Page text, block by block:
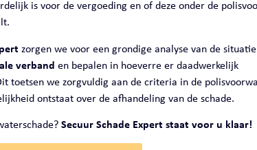
is voor de vergoeding en of deze onder de
zorgen we voor een grondige analyse van de
verband en bepalen in hoeverre er daadwerkelijk
toetsen we zorgvuldig aan de criteria in de
ontstaat over de afhandeling van de schade.
Secuur Schade Expert staat voor u klaar!